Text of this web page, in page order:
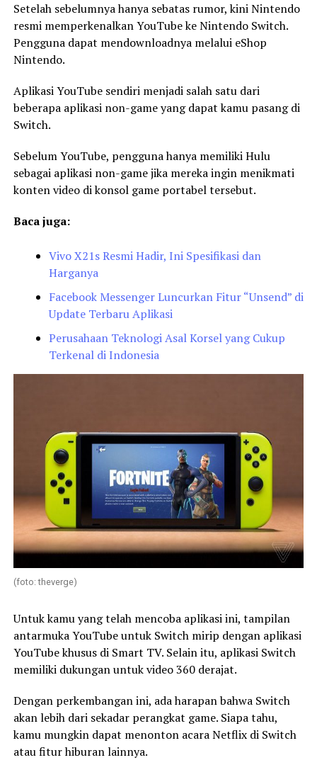
Setelah sebelumnya hanya sebatas rumor, kini Nintendo
resmi memperkenalkan YouTube ke Nintendo Switch.
Pengguna dapat mendownloadnya melalui eShop
Nintendo.
Aplikasi YouTube sendiri menjadi salah satu dari
beberapa aplikasi non-game yang dapat kamu pasang di
Switch.
Sebelum YouTube, pengguna hanya memiliki Hulu
sebagai aplikasi non-game jika mereka ingin menikmati
konten video di konsol game portabel tersebut.
Baca juga:
Vivo X21s Resmi Hadir, Ini Spesifikasi dan
Harganya
Facebook Messenger Luncurkan Fitur “Unsend” di
Update Terbaru Aplikasi
Perusahaan Teknologi Asal Korsel yang Cukup
Terkenal di Indonesia
(foto: theverge)
Untuk kamu yang telah mencoba aplikasi ini, tampilan
antarmuka YouTube untuk Switch mirip dengan aplikasi
YouTube khusus di Smart TV. Selain itu, aplikasi Switch
memiliki dukungan untuk video 360 derajat.
Dengan perkembangan ini, ada harapan bahwa Switch
akan lebih dari sekadar perangkat game. Siapa tahu,
kamu mungkin dapat menonton acara Netflix di Switch
atau fitur hiburan lainnya.